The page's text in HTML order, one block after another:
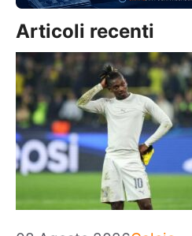
Articoli recenti